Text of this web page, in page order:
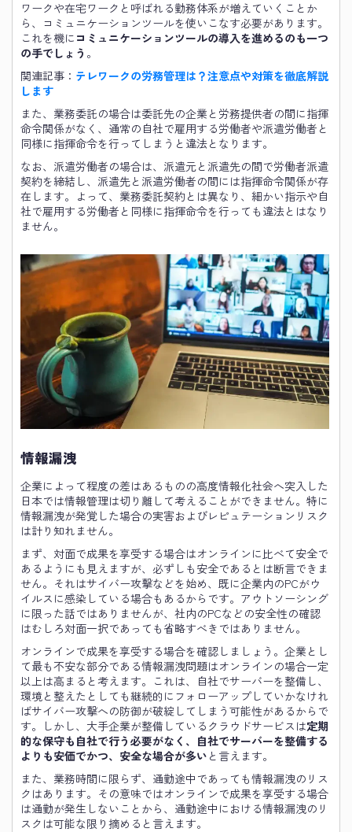
ワークや在宅ワークと呼ばれる勤務体系が増えていくことか
ら、コミュニケーションツールを使いこなす必要があります。
これを機に コミュニケーションツールの導入を進めるのも一つ
の手でしょう 。
関連記事： テレワークの労務管理は？注意点や対策を徹底解説
します
また、業務委託の場合は委託先の企業と労務提供者の間に指揮
命令関係がなく、通常の自社で雇用する労働者や派遣労働者と
同様に指揮命令を行ってしまうと違法となります。
なお、派遣労働者の場合は、派遣元と派遣先の間で労働者派遣
契約を締結し、派遣先と派遣労働者の間には指揮命令関係が存
在します。よって、業務委託契約とは異なり、細かい指示や自
社で雇用する労働者と同様に指揮命令を行っても違法とはなり
ません。
情報漏洩
企業によって程度の差はあるものの高度情報化社会へ突入した
日本では情報管理は切り離して考えることができません。特に
情報漏洩が発覚した場合の実害およびレピュテーションリスク
は計り知れません。
まず、対面で成果を享受する場合はオンラインに比べて安全で
あるようにも見えますが、必ずしも安全であるとは断言できま
せん。それはサイバー攻撃などを始め、既に企業内のPCがウ
イルスに感染している場合もあるからです。アウトソーシング
に限った話ではありませんが、社内のPCなどの安全性の確認
はむしろ対面一択であっても省略すべきではありません。
オンラインで成果を享受する場合を確認しましょう。企業とし
て最も不安な部分である情報漏洩問題はオンラインの場合一定
以上は高まると考えます。これは、自社でサーバーを整備し、
環境と整えたとしても継続的にフォローアップしていかなけれ
ばサイバー攻撃への防御が破綻してしまう可能性があるからで
す。しかし、大手企業が整備しているクラウドサービスは定期
的な保守も自社で行う必要がなく、自社でサーバーを整備する
よりも安価でかつ、安全な場合が多い と言えます。
また、業務時間に限らず、通勤途中であっても情報漏洩のリス
クはあります。その意味ではオンラインで成果を享受する場合
は通勤が発生しないことから、通勤途中における情報漏洩のリ
スクは可能な限り摘めると言えます。